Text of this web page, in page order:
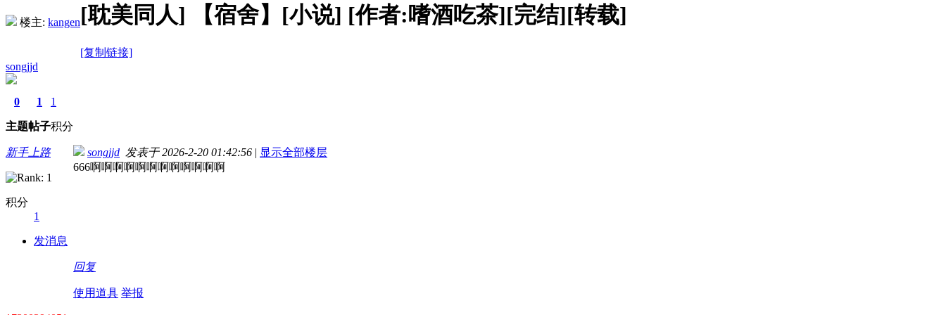
楼主: kangen[耽美同人] 【宿舍】[小说] [作者:嗜酒吃茶][完结][转载]
[复制链接]
songjjd
0
主题
1
帖子
1
积分
新手上路
积分
1
发消息
songjjd 发表于 2026-2-20 01:42:56 | 显示全部楼层
666啊啊啊啊啊啊啊啊啊啊啊啊
回复
使用道具 举报